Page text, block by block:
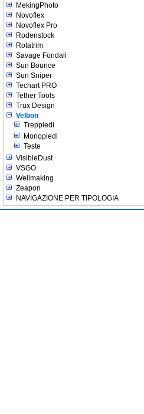
MekingPhoto
Novoflex
Novoflex Pro
Rodenstock
Rotatrim
Savage Fondali
Sun Bounce
Sun Sniper
Techart PRO
Tether Tools
Trux Design
Velbon
Treppiedi
Monopiedi
Teste
VisibleDust
VSGO
Wellmaking
Zeapon
NAVIGAZIONE PER TIPOLOGIA